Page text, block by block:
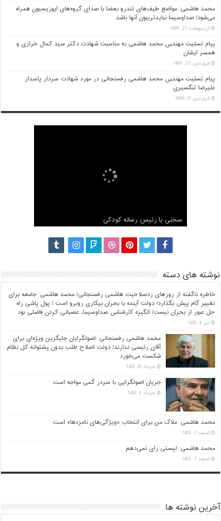
محمد هاشمی: مواضع طیف‌های تندرو بعضا با صدای گروه‌های اپوزیسیون همراه
می‌شود/ صداوسیما نبایدتریبون آنها باشد
اردیبهشت 21, 1405
پیام تسلیت مهندس محمد هاشمی به مناسبت شهادت دکتر سید کمال خرازی و
همسر ایشان
فروردین 22, 1405
پیام تسلیت مهندس محمد هاشمی رفسنجانی در مورد شهادت سردار پاسدار
علیرضا تنگسیری
فروردین 11, 1405
مصاحبه با محمد هاشمی برنامه دست خط
سخنی با رئیس رسانه کودکی
ناگفته های محمد هاشمی درباره آیت الله هاشمی
هاشمی رفسنجانی
گزارش کامل ثبت نام محمد هاشمی رفسنجانی
نوشته های دسته
خاطره ناگفته از روزهای ردصلاحیت هاشمی رفسنجانی/ محمد هاشمی: جامعه برای
تغییر گام پیش بگذارد/ دولت آینده با بحران بیکاری روبرو است / پول پاشی راه
حل عبور از بحران نیست/ انگیزه کارشناس صداوسیما، عصبانی کردن فاضلی بود
تیر 4, 1403
محمد هاشمی رفسنجانی :اصولگرایان جایگزین ویژه‌ای برای
آقای رئیسی ندارند/ دولت اصلاح طلب بدون پشتوانه کل نظام
شکست می‌خورد
خرداد 31, 1403
جریان اصولگرایی با سردر گمی مواجه است
خرداد 9, 1403
محمد هاشمی: ملاک من برای انتخاب «ویژگی‌های نامزدها» است
اسفند 7, 1402
محمد هاشمی: لیستی رای نمی‌دهم
اسفند 7, 1402
آخرین نوشته ها